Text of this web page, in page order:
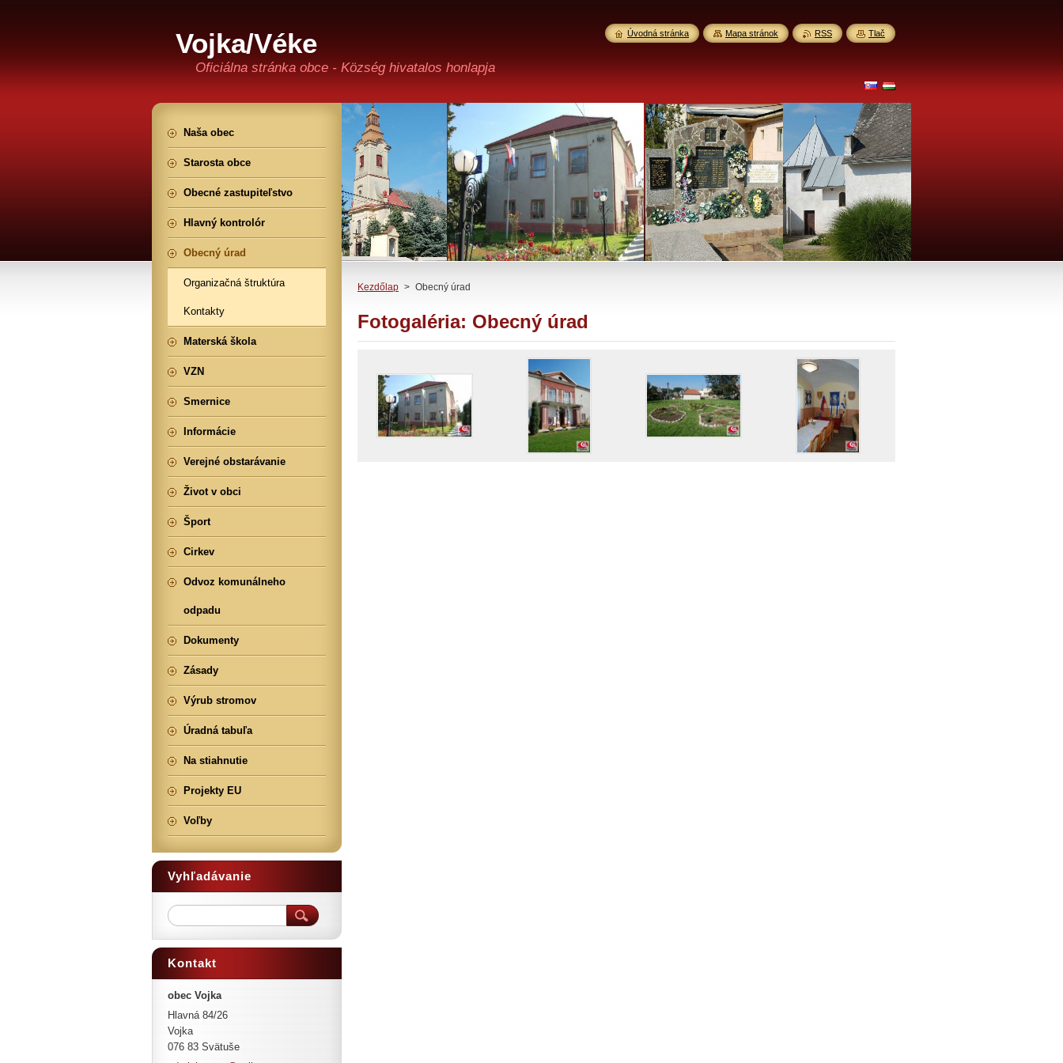
Vojka/Véke
Oficiálna stránka obce - Község hivatalos honlapja
Kezdőlap > Obecný úrad
Fotogaléria: Obecný úrad
Naša obec
Starosta obce
Obecné zastupiteľstvo
Hlavný kontrolór
Obecný úrad
Organizačná štruktúra
Kontakty
Materská škola
VZN
Smernice
Informácie
Verejné obstarávanie
Život v obci
Šport
Cirkev
Odvoz komunálneho
odpadu
Dokumenty
Zásady
Výrub stromov
Úradná tabuľa
Na stiahnutie
Projekty EU
Voľby
Vyhľadávanie
Kontakt
obec Vojka
Hlavná 84/26
Vojka
076 83 Svätuše
Úvodná stránka Mapa stránok RSS Tlač